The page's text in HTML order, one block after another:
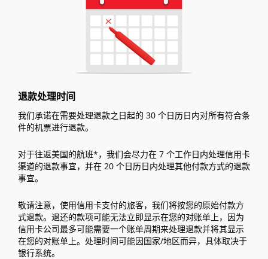
退款处理时间
我们承诺在需要处理退款之日起的 30 个日历日内对所有符合条
件的机票进行退款。
对于往返美国的航班*，我们会尽力在 7 个工作日内处理信用卡
渠道的退款事宜，并在 20 个日历日内处理其他付款方式的退款
事宜。
敬请注意，使用信用卡支付的旅客，我们将按您的原始付款方
式退款。退还的款项可能无法立即显示在您的对账单上，因为
信用卡公司最多可能需要一个账单周期来处理退款并将其显示
在您的对账单上。处理时间可能因国家/地区而异，具体取决于
银行系统。